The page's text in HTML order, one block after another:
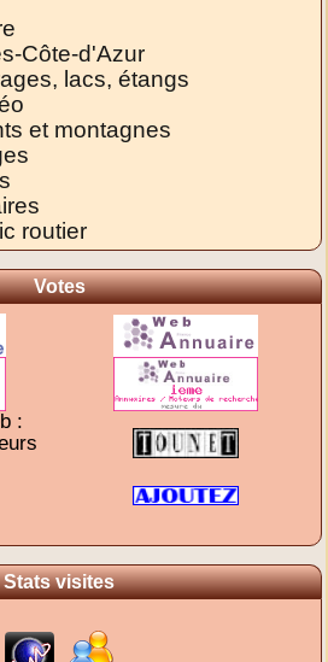
Côte-d'Azur
lacs, étangs
et montagnes
routier
Votes
Stats visites